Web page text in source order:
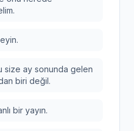
size ay sonunda gelen
biri değil.
bir yayın.